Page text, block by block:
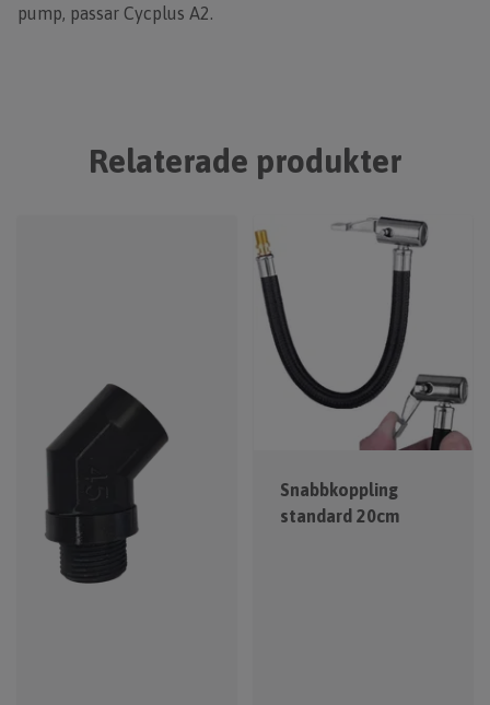
pump, passar Cycplus A2.
Relaterade produkter
Snabbkoppling
standard 20cm